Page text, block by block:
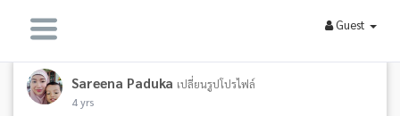
Guest
Sareena Paduka เปลี่ยนรูปโปรไฟล์
4 yrs